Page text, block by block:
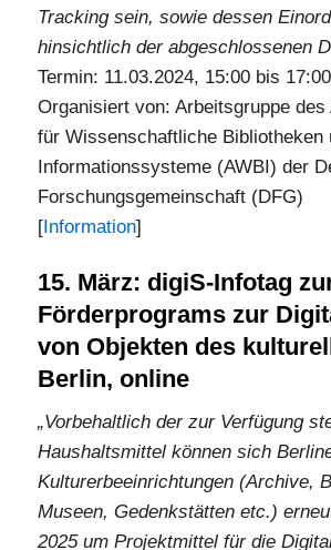
Tracking sein, sowie dessen
hinsichtlich der abgeschlossenen
Termin: 11.03.2024, 15:00 bis
Organisiert von: Arbeitsgruppe
für Wissenschaftliche Bibliotheken
Informationssysteme (AWBI) der
Forschungsgemeinschaft (DFG)
[ Information]
15. März: digiS-Infotag
Förderprograms zur
von Objekten des
Berlin, online
„Vorbehaltlich der zur Verfügung
Haushaltsmittel können sich
Kulturerbeeinrichtungen (Archive,
Museen, Gedenkstätten etc.)
2025 um Projektmittel für die